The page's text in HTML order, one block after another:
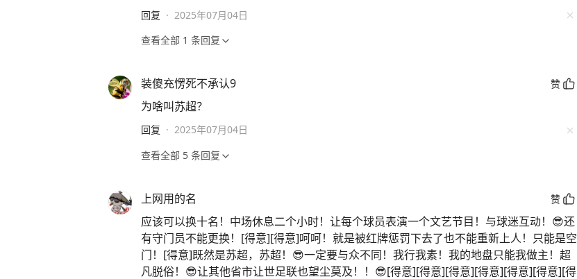
回复 · 2025年07月04日
查看全部 1 条回复
装傻充愣死不承认9 赞
为啥叫苏超？
回复 · 2025年07月04日
查看全部 5 条回复
上网用的名 赞
应该可以换十名！中场休息二个小时！让每个球员表演一个文艺节目！与球迷互动！😎还
有守门员不能更换！[得意][得意]呵呵！就是被红牌惩罚下去了也不能重新上人！只能是空
门！[得意]既然是苏超，苏超！😎一定要与众不同！我行我素！我的地盘只能我做主！超
凡脱俗！😎让其他省市让世足联也望尘莫及！！😎[得意][得意][得意][得意][得意][得意][得